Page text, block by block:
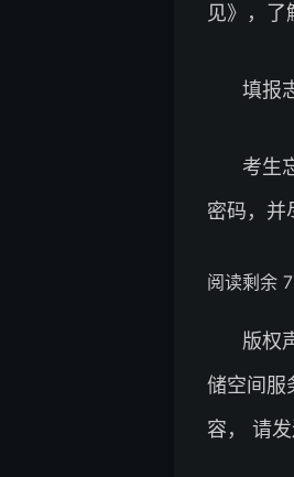
见》，了
填报
考生
密码，并
阅读剩余
版权
储空间服
容， 请